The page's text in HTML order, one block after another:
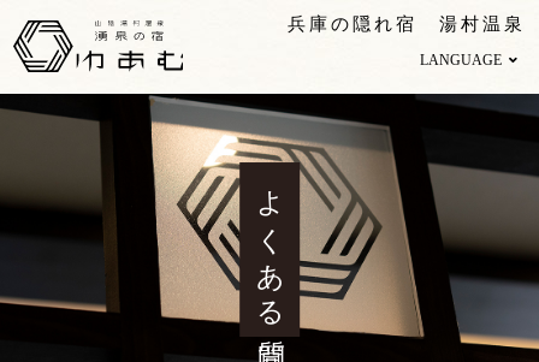
兵庫の隠れ宿 湯村温泉
LANGUAGE
よくある質問